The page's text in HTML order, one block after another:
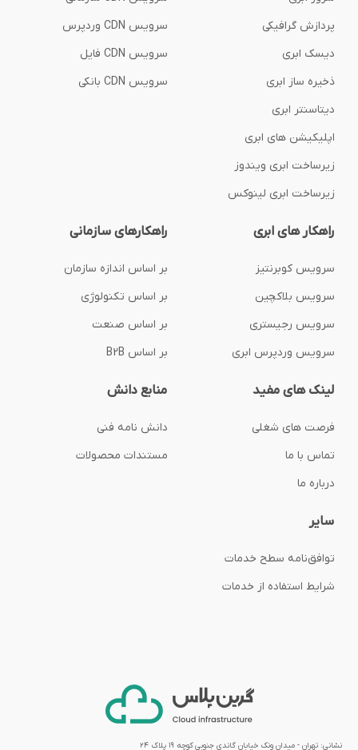
پردازش گرافیکی
دیسک ابری
ذخیره ساز ابری
دیتاسنتر ابری
اپلیکیشن های ابری
زیرساخت ابری ویندوز
زیرساخت ابری لینوکس
سرویس CDN وردپرس
سرویس CDN فایل
سرویس CDN بانکی
راهکار های ابری
سرویس کوبرنتیز
سرویس بلاکچین
سرویس رجیستری
سرویس وردپرس ابری
راهکارهای سازمانی
بر اساس اندازه سازمان
بر اساس تکنولوژی
بر اساس صنعت
بر اساس B2B
لینک های مفید
فرصت های شغلی
تماس با ما
درباره ما
منابع دانش
دانش نامه فنی
مستندات محصولات
سایر
توافق‌نامه‌ سطح خدمات
شرایط استفاده از خدمات
نشانی: تهران - میدان ونک خیابان گاندی جنوبی کوچه ۱۹ پلاک ۲۴